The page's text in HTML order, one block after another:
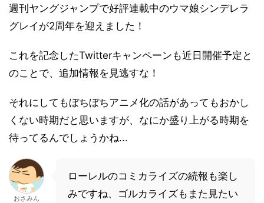
週刊ヤングジャンプで好評連載中のウマ娘シンデレラ
グレイが2周年を迎えました！
これを記念したTwitterキャンペーンも近日開催予定と
のことで、追加情報を見逃すな！
それにしてもぼちぼちアニメ化の話があってもおかし
くない時期だと思いますが、なにか盛り上がる時期を
待ってるんでしょうかね...
おさみん
ローレルのコミカライズの続報も楽し
みですね、ゴルカライズもまた見たい